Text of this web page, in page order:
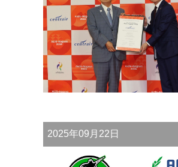
2025年09月22日